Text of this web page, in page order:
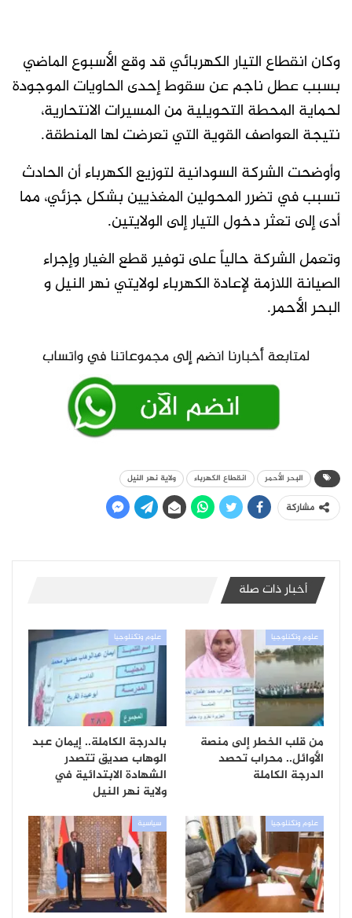
وكان انقطاع التيار الكهربائي قد وقع الأسبوع الماضي
بسبب عطل ناجم عن سقوط إحدى الحاويات الموجودة
لحماية المحطة التحويلية من المسيرات الانتحارية،
نتيجة العواصف القوية التي تعرضت لها المنطقة.
وأوضحت الشركة السودانية لتوزيع الكهرباء أن الحادث
تسبب في تضرر المحولين المغذيين بشكل جزئي، مما
أدى إلى تعثر دخول التيار إلى الولايتين.
وتعمل الشركة حالياً على توفير قطع الغيار وإجراء
الصيانة اللازمة لإعادة الكهرباء لولايتي نهر النيل و
البحر الأحمر.
البحر الأحمر انقطاع الكهرباء ولاية نهر النيل
مشاركة
أخبار ذات صلة
علوم وتكنلوجيا
من قلب الخطر إلى منصة
الأوائل.. محراب تحصد
الدرجة الكاملة
علوم وتكنلوجيا
بالدرجة الكاملة.. إيمان عبد
الوهاب صديق تتصدر
الشهادة الابتدائية في
ولاية نهر النيل
علوم وتكنلوجيا سياسية